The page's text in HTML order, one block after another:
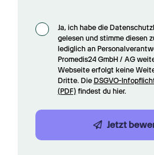
Ja, ich habe die
gelesen und stimme diesen
lediglich an
Promedis24 GmbH / AG
Webseite erfolgt keine
Dritte. Die DSGVO-
(PDF) findest du hier.
Jetzt